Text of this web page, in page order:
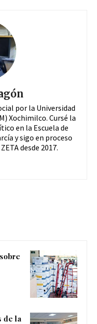
por la Universidad
Xochimilco. Cursé la
en la Escuela de
y sigo en proceso
desde 2017.
de la